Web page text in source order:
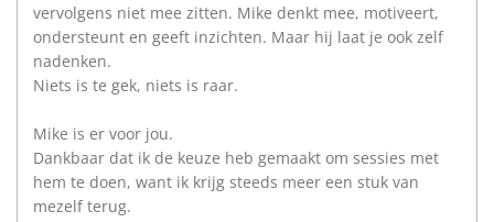
vervolgens niet mee zitten. Mike denkt mee, motiveert,
ondersteunt en geeft inzichten. Maar hij laat je ook zelf
nadenken.
Niets is te gek, niets is raar.
Mike is er voor jou.
Dankbaar dat ik de keuze heb gemaakt om sessies met
hem te doen, want ik krijg steeds meer een stuk van
mezelf terug.